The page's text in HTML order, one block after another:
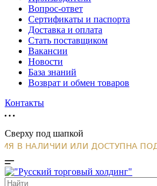
Вопрос-ответ
Сертификаты и паспорта
Доставка и оплата
Стать поставщиком
Вакансии
Новости
База знаний
Возврат и обмен товаров
Контакты
Сверху под шапкой